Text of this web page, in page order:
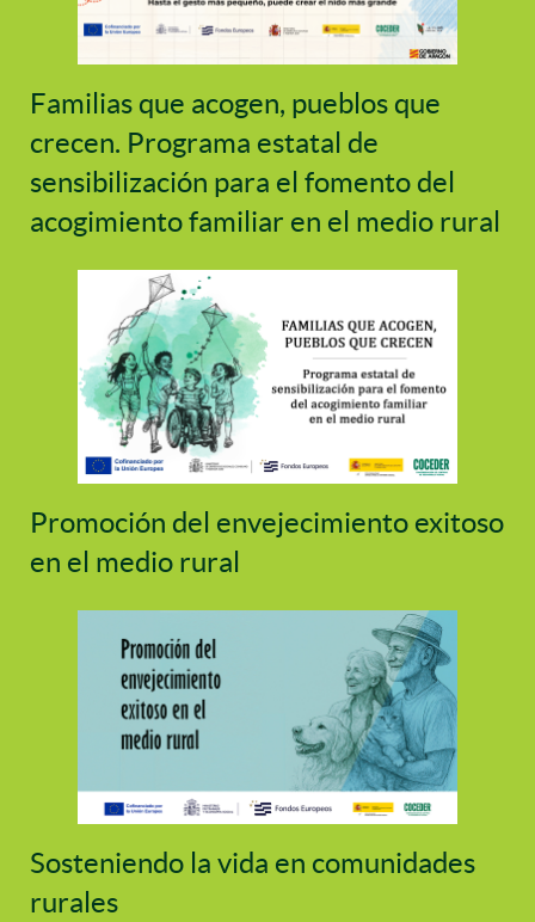
Familias que acogen, pueblos que
crecen. Programa estatal de
sensibilización para el fomento del
acogimiento familiar en el medio rural
Promoción del envejecimiento exitoso
en el medio rural
Sosteniendo la vida en comunidades
rurales